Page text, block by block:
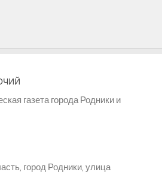
газета города Родники и
город Родники, улица